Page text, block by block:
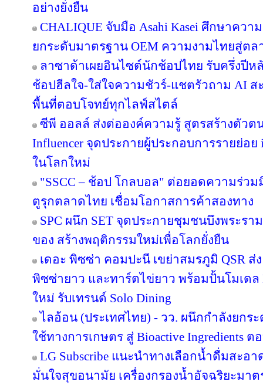
อย่างยั่งยืน
CHALIQUE จับมือ Asahi Kasei ศึกษาคว
ยกระดับมาตรฐาน OEM ความงามไทยสู่ตล
ลาซาด้าเผยอินไซต์นักช้อปไทย รับครึ่งปีห
ช้อปฮีลใจ-ใส่ใจความชัวร์-แชตรัวถาม AI
พื้นที่ตอบโจทย์ทุกไลฟ์สไตล์
ซีพี ออลล์ ส่งต่อองค์ความรู้ สูตรสร้างตัวต
Influencer จุดประกายผู้ประกอบการรายย่อ
ในโลกใหม่
"SSCC – ช้อป โกลบอล" ต่อยอดความร่ว
ตูรุกตลาดไทย เชื่อมโอกาสการค้าสองทาง
SPC ผนึก SET จุดประกายชุมชนบึงพระร
ของ สร้างพฤติกรรมใหม่เพื่อโลกยั่งยืน
เดอะ พิซซ่า คอมปะนี เขย่าสมรภูมิ QSR ส่
พิซซ่ายาว และทาร์ตไข่ยาว พร้อมปั้นโมเดล
ใหม่ รับเทรนด์ Solo Dining
ไลอ้อน (ประเทศไทย) - วว. ผนึกกำลังยกร
ใช้ทางการเกษตร สู่ Bioactive Ingredients
LG Subscribe แนะนำทางเลือกน้ำดื่มสะอ
มั่นใจสุขอนามัย เครื่องกรองน้ำอัจฉริยะมา